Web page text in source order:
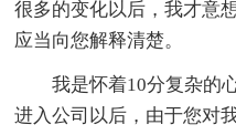
很多的变化以后，我才意
应当向您解释清楚。
我是怀着10分复杂的
进入公司以后，由于您对